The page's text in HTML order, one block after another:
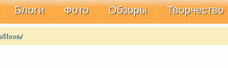
Блоги Фото Обзоры Творчество
/Июнь/